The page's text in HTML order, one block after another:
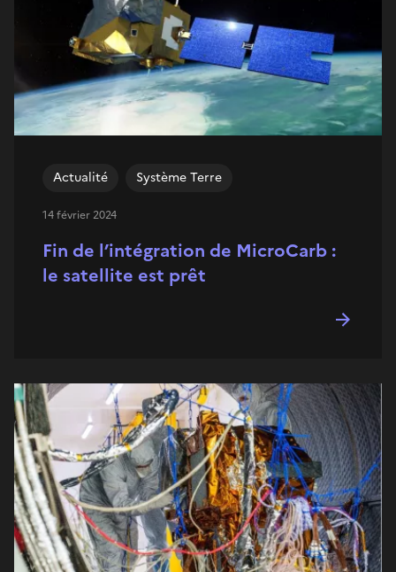
Fin de l’intégration de MicroCarb :
le satellite est prêt
Actualité Système Terre
14 février 2024